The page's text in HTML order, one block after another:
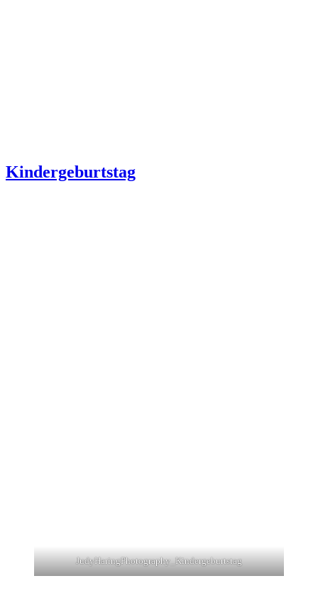
Kindergeburtstag
JudyHaringPhotography_Kindergeburtstag